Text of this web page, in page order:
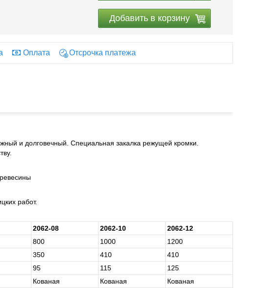
Добавить в корзину
Оплата Отсрочка платежа
и долговечный. Специальная закалка режущей кромки.
работ.
2062-08 2062-10
2062-12
800 1000
1200
350 410
410
95 115
125
Ко­ва­ная Ко­ва­ная
Ко­ва­ная